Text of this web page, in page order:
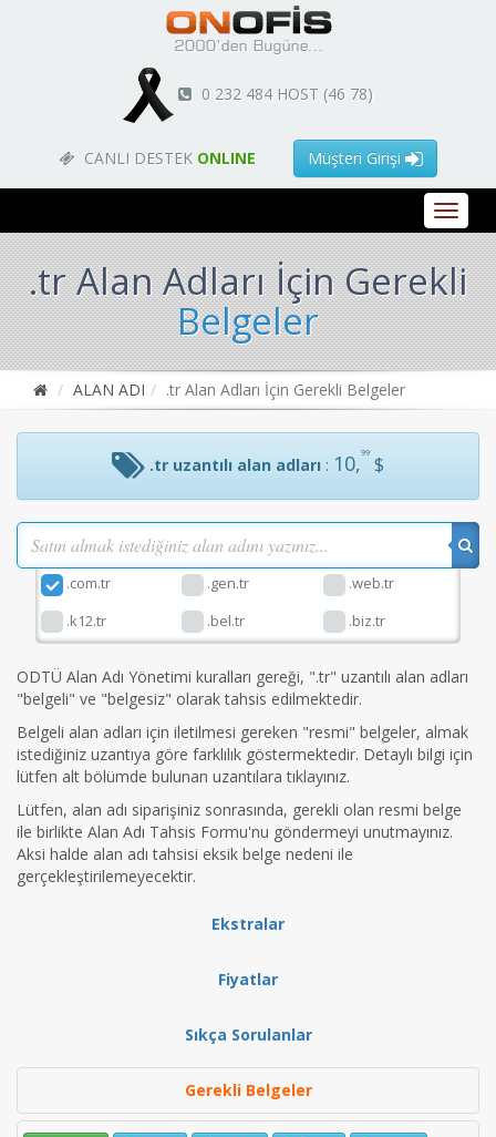
0 232 484 HOST (46 78)
CANLI DESTEK ONLINE Müşteri Girişi
.tr Alan Adları İçin Gerekli
Belgeler
ALAN ADI .tr Alan Adları İçin Gerekli Belgeler
.tr uzantılı alan adları : 10,99
.com.tr .gen.tr
.web.tr
.k12.tr
.bel.tr .biz.tr
ODTÜ Alan Adı Yönetimi kuralları gereği, ".tr" uzantılı alan adları
"belgeli" ve "belgesiz" olarak tahsis edilmektedir.
Belgeli alan adları için iletilmesi gereken "resmi" belgeler, almak
istediğiniz uzantıya göre farklılık göstermektedir. Detaylı bilgi için
lütfen alt bölümde bulunan uzantılara tıklayınız.
Lütfen, alan adı siparişiniz sonrasında, gerekli olan resmi belge
ile birlikte Alan Adı Tahsis Formu'nu göndermeyi unutmayınız.
Aksi halde alan adı tahsisi eksik belge nedeni ile
gerçekleştirilemeyecektir.
Ekstralar
Fiyatlar
Sıkça Sorulanlar
Gerekli Belgeler